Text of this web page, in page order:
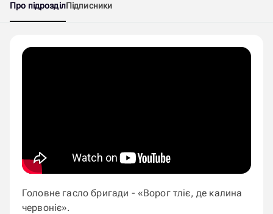
Про підрозділПідписники
Головне гасло бригади - «Ворог тліє, де калина
червоніє».